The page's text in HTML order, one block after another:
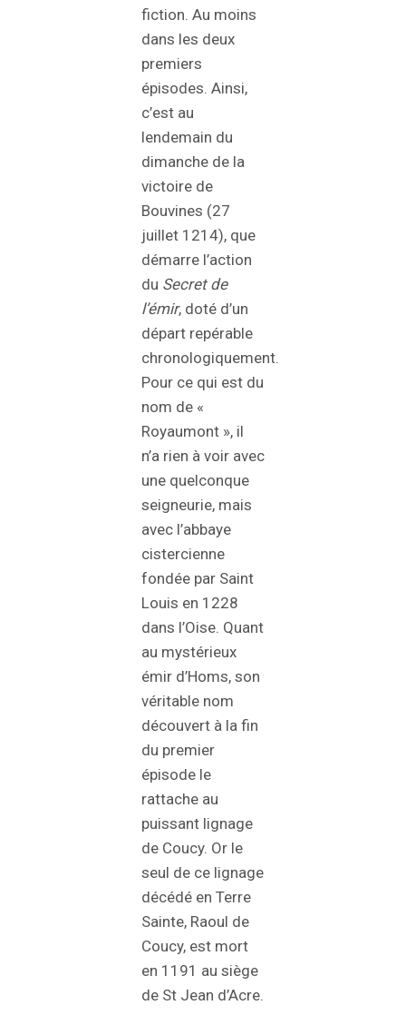
fiction. Au moins
dans les deux
premiers
épisodes. Ainsi,
c’est au
lendemain du
dimanche de la
victoire de
Bouvines (27
juillet 1214), que
démarre l’action
du Secret de
l’émir, doté d’un
départ repérable
chronologiquement.
Pour ce qui est du
nom de «
Royaumont », il
n’a rien à voir avec
une quelconque
seigneurie, mais
avec l’abbaye
cistercienne
fondée par Saint
Louis en 1228
dans l’Oise. Quant
au mystérieux
émir d’Homs, son
véritable nom
découvert à la fin
du premier
épisode le
rattache au
puissant lignage
de Coucy. Or le
seul de ce lignage
décédé en Terre
Sainte, Raoul de
Coucy, est mort
en 1191 au siège
de St Jean d’Acre.